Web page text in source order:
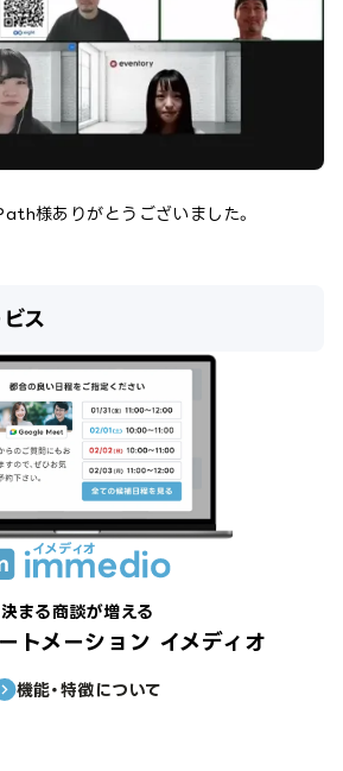
様ありがとうございました。
ス
決まる商談が増える
トメーション イメディオ
機能・特徴について